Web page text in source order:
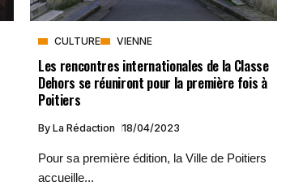
CULTURE VIENNE
Les rencontres internationales de la Classe
Dehors se réuniront pour la première fois à
Poitiers
By La Rédaction 18/04/2023
Pour sa première édition, la Ville de Poitiers
accueille...